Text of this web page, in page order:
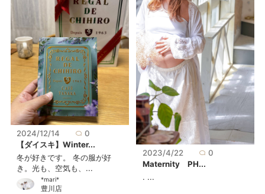
2024/12/14
0
【ダイスキ】Winter...
冬が好きです。 冬の服が好
き。光も、空気も、...
*mari*
豊川店
2023/4/22
0
Maternity PH...
. ...